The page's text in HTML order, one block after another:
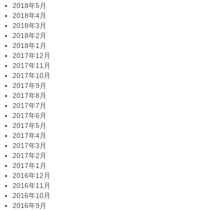
2018年5月
2018年4月
2018年3月
2018年2月
2018年1月
2017年12月
2017年11月
2017年10月
2017年9月
2017年8月
2017年7月
2017年6月
2017年5月
2017年4月
2017年3月
2017年2月
2017年1月
2016年12月
2016年11月
2016年10月
2016年9月